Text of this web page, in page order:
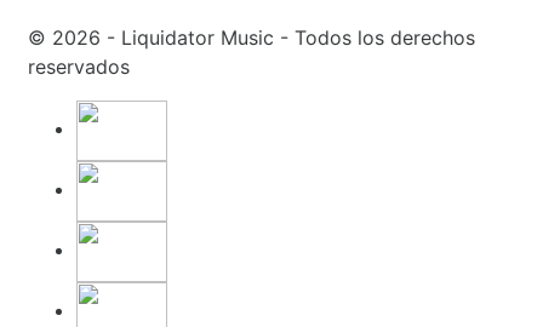
© 2026 - Liquidator Music - Todos los derechos
reservados